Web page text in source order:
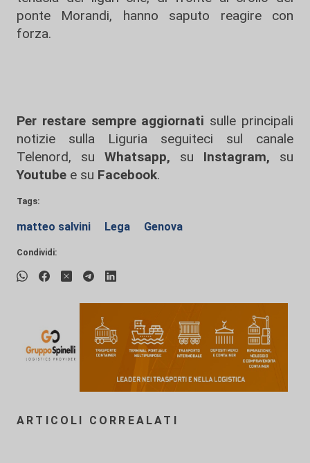
ponte Morandi, hanno saputo reagire con
forza.
Per restare sempre aggiornati sulle principali
notizie sulla Liguria seguiteci sul canale
Telenord, su
Whatsapp, su Instagram, su
Youtube e su Facebook.
Tags:
matteo salvini Lega Genova
Condividi:
ARTICOLI CORREALATI